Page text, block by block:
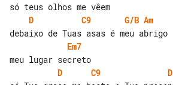
D
C9 G/B Am
Em7
D
C9
D